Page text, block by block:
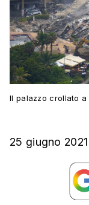
Il palazzo crollato a
25 giugno 2021